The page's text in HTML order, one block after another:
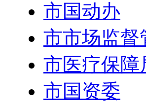
市国动办
市市场监督
市医疗保障
市国资委